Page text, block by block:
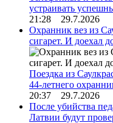
устраивать
21:28 29.7.2026
Охранник вез из
сигарет. И доехал
Поездка из
44-летнего
20:37 29.7.2026
После убийства
Латвии будут